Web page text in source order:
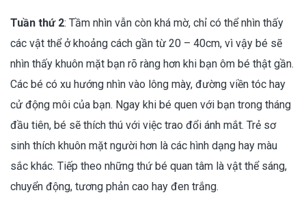
Tuần thứ 2: Tầm nhìn vẫn còn khá mờ, chỉ có thể nhìn thấy
các vật thể ở khoảng cách gần từ 20 – 40cm, vì vậy bé sẽ
nhìn thấy khuôn mặt bạn rõ ràng hơn khi bạn ôm bé thật gần.
Các bé có xu hướng nhìn vào lông mày, đường viền tóc hay
cử động môi của bạn. Ngay khi bé quen với bạn trong tháng
đầu tiên, bé sẽ thích thú với việc trao đổi ánh mắt. Trẻ sơ
sinh thích khuôn mặt người hơn là các hình dạng hay màu
sắc khác. Tiếp theo những thứ bé quan tâm là vật thể sáng,
chuyển động, tương phản cao hay đen trắng.